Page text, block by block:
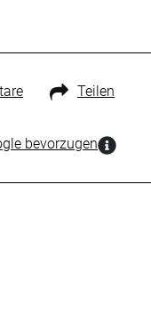
Teilen
bevorzugen